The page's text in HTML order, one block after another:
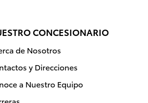
CONCESIONARIO
de Nosotros
y Direcciones
a Nuestro Equipo